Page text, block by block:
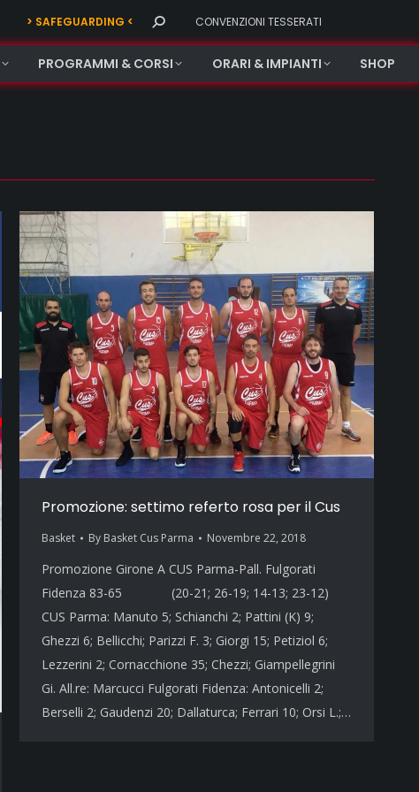
> SAFEGUARDING < Search: CONVENZIONI TESSERATI
PROGRAMMI & CORSI ORARI & IMPIANTI SHOP
Promozione: settimo referto rosa per il Cus
Basket By Basket Cus Parma Novembre 22, 2018
Promozione Girone A CUS Parma-Pall. Fulgorati
Fidenza 83-65 (20-21; 26-19; 14-13; 23-12)
CUS Parma: Manuto 5; Schianchi 2; Pattini (K) 9;
Ghezzi 6; Bellicchi; Parizzi F. 3; Giorgi 15; Petiziol 6;
Lezzerini 2; Cornacchione 35; Chezzi; Giampellegrini
Gi. All.re: Marcucci Fulgorati Fidenza: Antonicelli 2;
Berselli 2; Gaudenzi 20; Dallaturca; Ferrari 10; Orsi L.;…